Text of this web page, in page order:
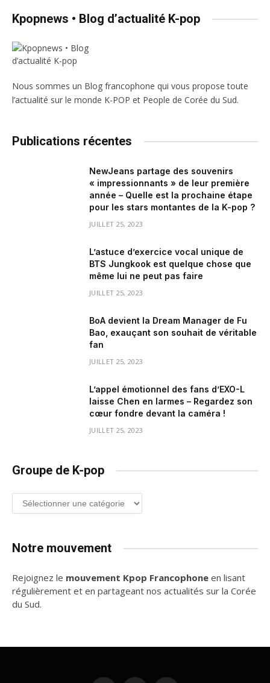
Kpopnews • Blog d’actualité K-pop
Nous sommes un Blog francophone qui vous propose toute
l’actualité sur le monde K-POP et People de Corée du Sud.
Publications récentes
NewJeans partage des souvenirs
« impressionnants » de leur première
année – Quelle est la prochaine étape
pour les stars montantes de la K-pop ?
JUILLET 25, 2023
L’astuce d’exercice vocal unique de
BTS Jungkook est quelque chose que
même lui ne peut pas faire
JUILLET 25, 2023
BoA devient la Dream Manager de Fu
Bao, exauçant son souhait de véritable
fan
JUILLET 25, 2023
L’appel émotionnel des fans d’EXO-L
laisse Chen en larmes – Regardez son
cœur fondre devant la caméra !
JUILLET 25, 2023
Groupe de K-pop
Groupe
de
Notre mouvement
Rejoignez le mouvement Kpop Francophone en lisant
régulièrement et en partageant nos actualités sur la Corée
du Sud.